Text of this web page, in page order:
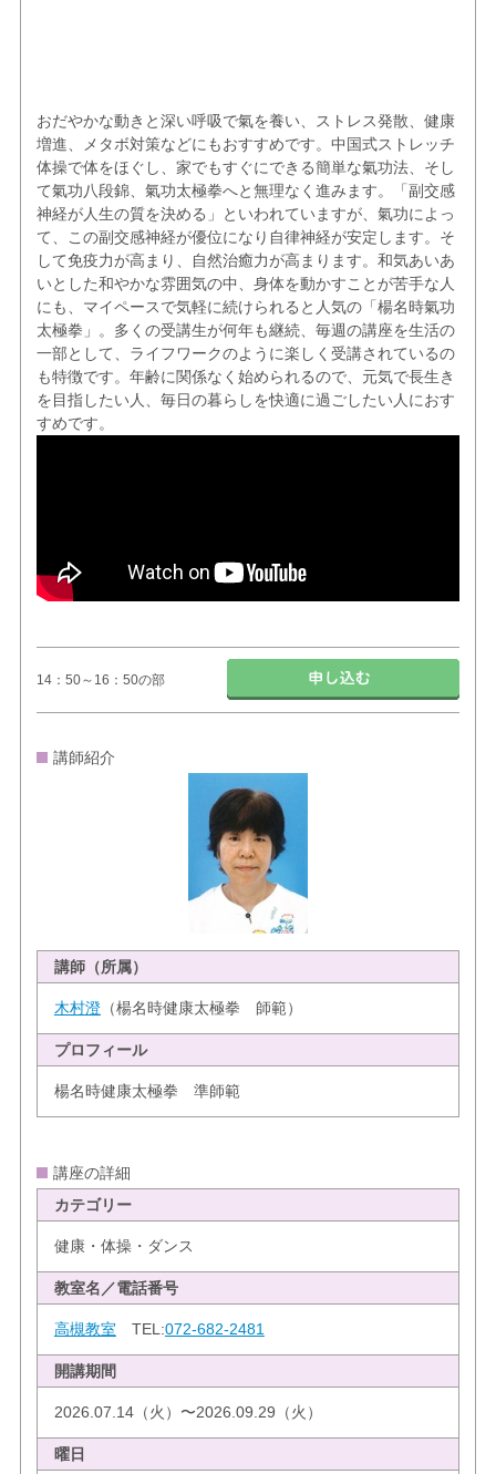
おだやかな動きと深い呼吸で氣を養い、ストレス発散、健康
増進、メタボ対策などにもおすすめです。中国式ストレッチ
体操で体をほぐし、家でもすぐにできる簡単な氣功法、そし
て氣功八段錦、氣功太極拳へと無理なく進みます。「副交感
神経が人生の質を決める」といわれていますが、氣功によっ
て、この副交感神経が優位になり自律神経が安定します。そ
して免疫力が高まり、自然治癒力が高まります。和気あいあ
いとした和やかな雰囲気の中、身体を動かすことが苦手な人
にも、マイペースで気軽に続けられると人気の「楊名時氣功
太極拳」。多くの受講生が何年も継続、毎週の講座を生活の
一部として、ライフワークのように楽しく受講されているの
も特徴です。年齢に関係なく始められるので、元気で長生き
を目指したい人、毎日の暮らしを快適に過ごしたい人におす
すめです。
14：50～16：50の部
講師紹介
講師（所属）
木村澄（楊名時健康太極拳 師範）
プロフィール
楊名時健康太極拳 準師範
講座の詳細
カテゴリー
健康・体操・ダンス
教室名／電話番号
高槻教室 TEL:072-682-2481
開講期間
2026.07.14（火）〜2026.09.29（火）
曜日